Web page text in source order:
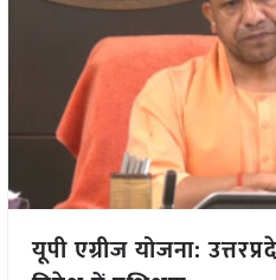
यूपी एग्रीज योजना: